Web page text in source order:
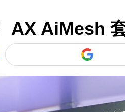
AX AiMesh